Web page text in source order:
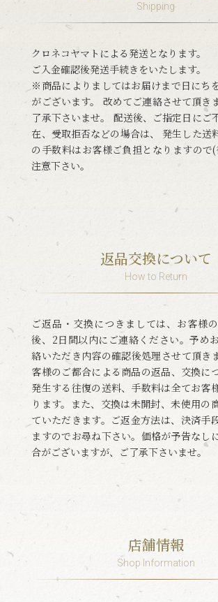
Shipping
クロネコヤマトによる発送となります。
ご入金確認後発送手続きをいたします。
※商品によりましてはお届けまで日にち
がございます。 改めてご連絡させて頂き
了承下さいませ。 配送後、ご指定日にご
在、受取拒否などの場合は、 発生した送
の手数料はお客様ご負担となりますので
注意下さい。
返品交換について
How to Return
ご返品・交換につきましては、お客様
後、2日間以内にご連絡ください。予め
絡いただき内容の確認後処理させて頂き
客様のご都合による商品の返品、交換に
発生する往復の送料、手数料は全てお客
ります。また、交換は未開封、未使用の
ていただきます。ご返金方法は、決済手
ますのでお尋ね下さい。価格が予告なし
合がございますが、ご了承下さいませ。
店舗情報
Shop Information